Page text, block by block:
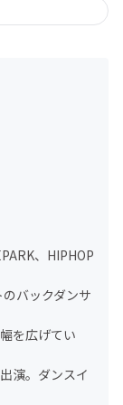
、HIPHOP
バックダンサ
を広げてい
演。ダンスイ